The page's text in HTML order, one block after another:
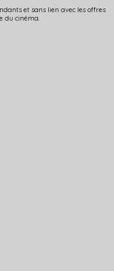
et sans lien avec les offres
du cinéma.